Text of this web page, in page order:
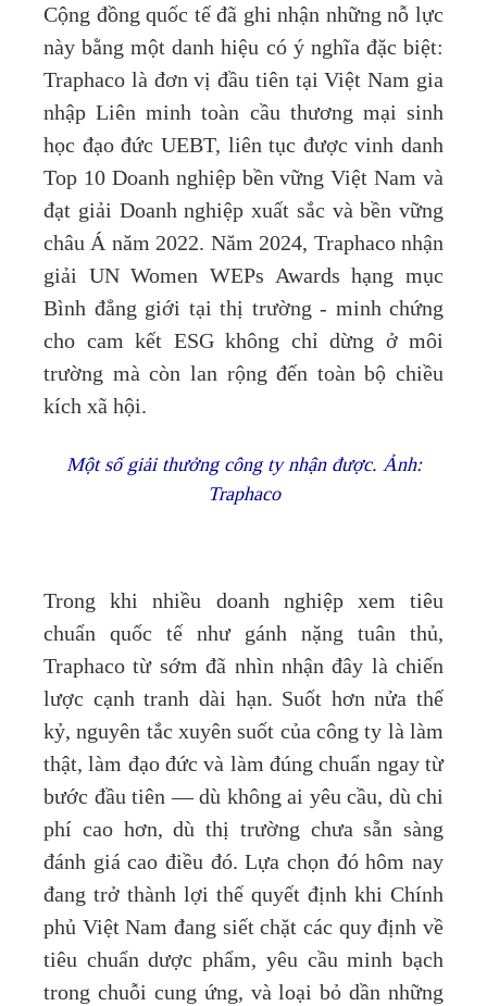
Cộng đồng quốc tế đã ghi nhận những nỗ lực
này bằng một danh hiệu có ý nghĩa đặc biệt:
Traphaco là đơn vị đầu tiên tại Việt Nam gia
nhập Liên minh toàn cầu thương mại sinh
học đạo đức UEBT, liên tục được vinh danh
Top 10 Doanh nghiệp bền vững Việt Nam và
đạt giải Doanh nghiệp xuất sắc và bền vững
châu Á năm 2022. Năm 2024, Traphaco nhận
giải UN Women WEPs Awards hạng mục
Bình đẳng giới tại thị trường - minh chứng
cho cam kết ESG không chỉ dừng ở môi
trường mà còn lan rộng đến toàn bộ chiều
kích xã hội.
Một số giải thưởng công ty nhận được. Ảnh:
Traphaco
Trong khi nhiều doanh nghiệp xem tiêu
chuẩn quốc tế như gánh nặng tuân thủ,
Traphaco từ sớm đã nhìn nhận đây là chiến
lược cạnh tranh dài hạn. Suốt hơn nửa thế
kỷ, nguyên tắc xuyên suốt của công ty là làm
thật, làm đạo đức và làm đúng chuẩn ngay từ
bước đầu tiên — dù không ai yêu cầu, dù chi
phí cao hơn, dù thị trường chưa sẵn sàng
đánh giá cao điều đó. Lựa chọn đó hôm nay
đang trở thành lợi thế quyết định khi Chính
phủ Việt Nam đang siết chặt các quy định về
tiêu chuẩn dược phẩm, yêu cầu minh bạch
trong chuỗi cung ứng, và loại bỏ dần những